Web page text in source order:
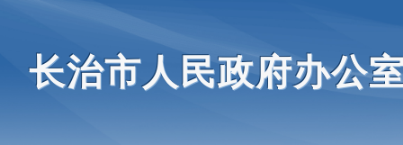
长治市人民政府办公